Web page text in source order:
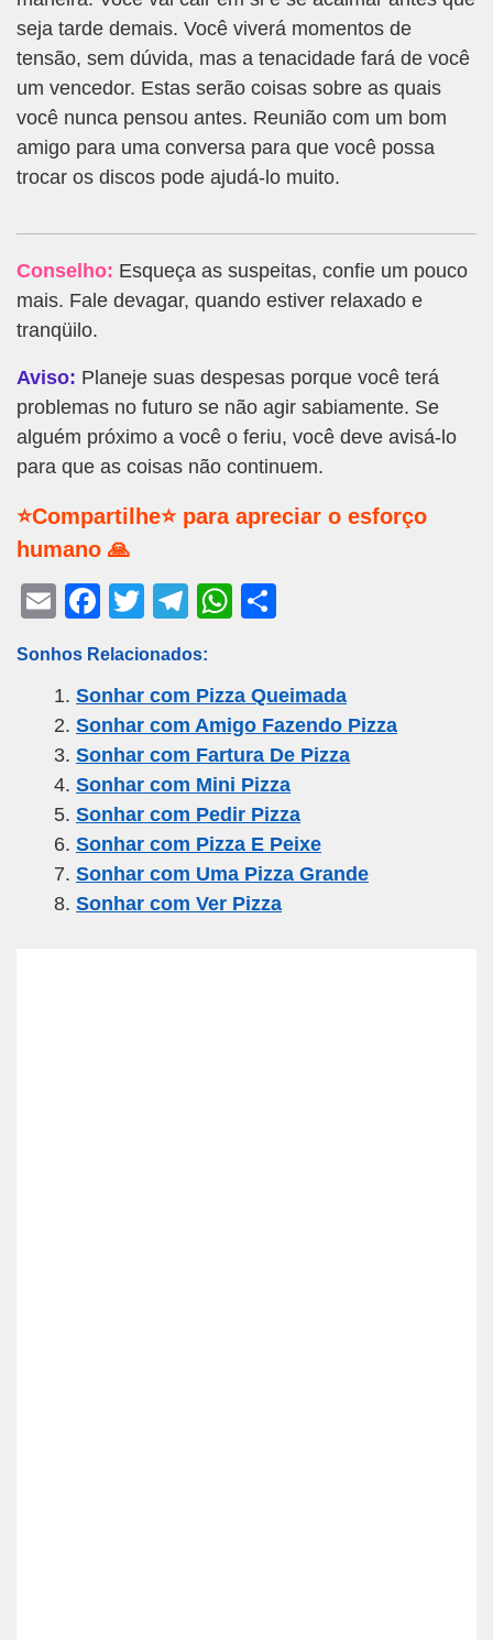
seja tarde demais. Você viverá momentos de
tensão, sem dúvida, mas a tenacidade fará de você
um vencedor. Estas serão coisas sobre as quais
você nunca pensou antes. Reunião com um bom
amigo para uma conversa para que você possa
trocar os discos pode ajudá-lo muito.
Conselho: Esqueça as suspeitas, confie um pouco
mais. Fale devagar, quando estiver relaxado e
tranqüilo.
Aviso: Planeje suas despesas porque você terá
problemas no futuro se não agir sabiamente. Se
alguém próximo a você o feriu, você deve avisá-lo
para que as coisas não continuem.
⭐Compartilhe⭐ para apreciar o esforço
humano 🙏
E
ail
F
c
e
b
o
o
k
T
tt
er
T
e
gr
a
m
W
s
A
p
p
e
Sonhos Relacionados:
Sonhar com Pizza Queimada
Sonhar com Amigo Fazendo Pizza
Sonhar com Fartura De Pizza
Sonhar com Mini Pizza
Sonhar com Pedir Pizza
Sonhar com Pizza E Peixe
Sonhar com Uma Pizza Grande
Sonhar com Ver Pizza